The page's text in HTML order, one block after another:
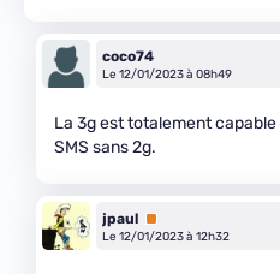
coco74
Le 12/01/2023 à 08h49
La 3g est totalement
SMS sans 2g.
jpaul Premium
Le 12/01/2023 à 12h32